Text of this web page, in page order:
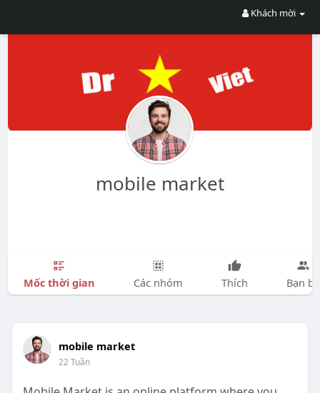
Khách mời
mobile market
Mốc thời gian Các nhóm Thích Bạn bè
mobile market
22 Tuần